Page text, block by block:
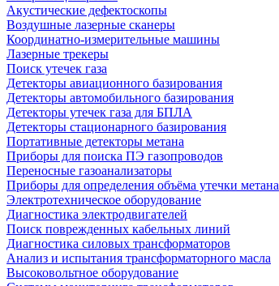
Акустические дефектоскопы
Воздушные лазерные сканеры
Координатно-измерительные машины
Лазерные трекеры
Поиск утечек газа
Детекторы авиационного базирования
Детекторы автомобильного базирования
Детекторы утечек газа для БПЛА
Детекторы стационарного базирования
Портативные детекторы метана
Приборы для поиска ПЭ газопроводов
Переносные газоанализаторы
Приборы для определения объёма утечки метана
Электротехническое оборудование
Диагностика электродвигателей
Поиск поврежденных кабельных линий
Диагностика силовых трансформаторов
Анализ и испытания трансформаторного масла
Высоковольтное оборудование